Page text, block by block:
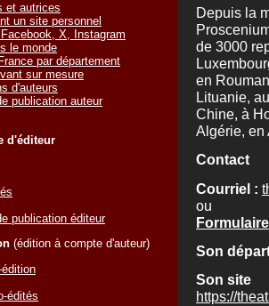
et autrices
un site personnel
X, Instagram
le monde
par département
sur mesure
d'auteurs
publication auteur
d'éditeur
publication éditeur
(édition à compte d'auteur)
édités
Depuis la
de 3000
en
Lituanie,
Chine, à
Algérie, en
Contact
Courriel :
ou
Son
Son site
https://